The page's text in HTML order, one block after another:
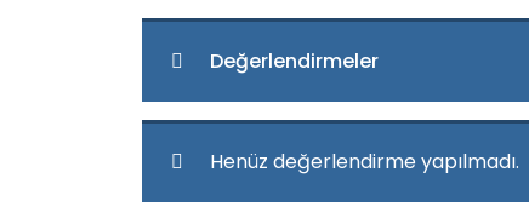
Değerlendirmeler
Henüz değerlendirme yapılmadı.